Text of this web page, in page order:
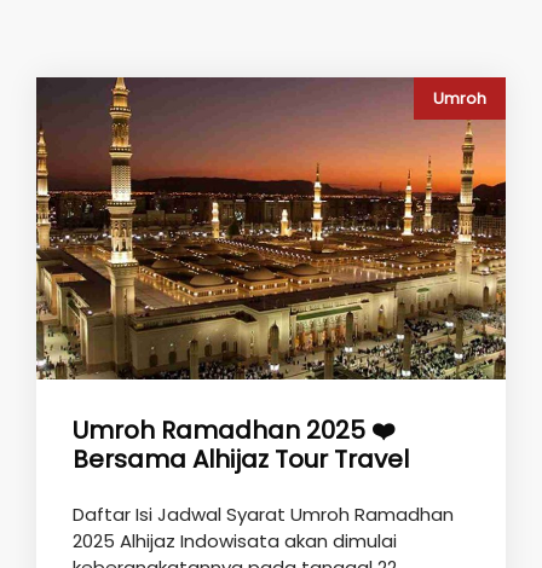
Umroh
Umroh Ramadhan 2025 ❤️
Bersama Alhijaz Tour Travel
Daftar Isi Jadwal Syarat Umroh Ramadhan
2025 Alhijaz Indowisata akan dimulai